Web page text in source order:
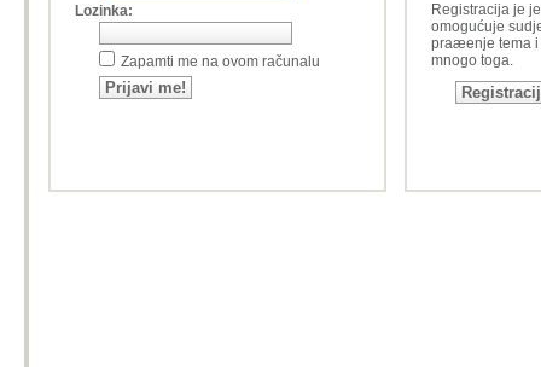
Lozinka:
Zapamti me na ovom računalu
Registracija je
omogućuje
praæenje tema i
mnogo toga.